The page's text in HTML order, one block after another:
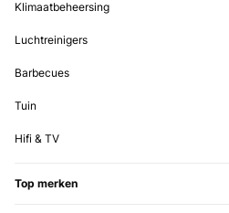
Klimaatbeheersing
Luchtreinigers
Barbecues
Tuin
Hifi & TV
Top merken